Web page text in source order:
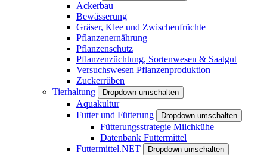
Ackerbau
Bewässerung
Gräser, Klee und Zwischenfrüchte
Pflanzenernährung
Pflanzenschutz
Pflanzenzüchtung, Sortenwesen & Saatgut
Versuchswesen Pflanzenproduktion
Zuckerrüben
Tierhaltung
Dropdown umschalten
Aquakultur
Futter und Fütterung
Dropdown umschalten
Fütterungsstrategie Milchkühe
Datenbank Futtermittel
Futtermittel.NET
Dropdown umschalten